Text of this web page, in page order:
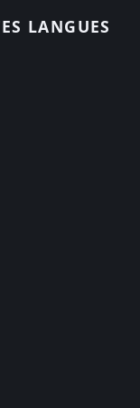
LANGUES